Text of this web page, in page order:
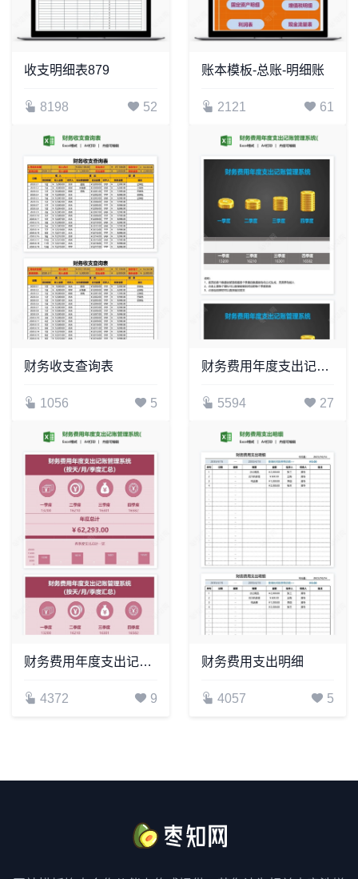
收支明细表879
8198 52
账本模板-总账-明细账
2121 61
财务收支查询表
1056 5
财务费用年度支出记账管理系统(3)
5594 27
财务费用年度支出记账管理系统(2)
4372 9
财务费用支出明细
4057 5